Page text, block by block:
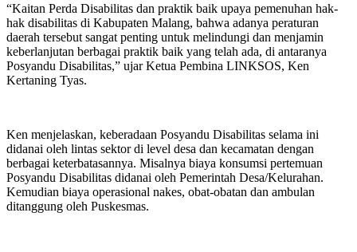
“Kaitan Perda Disabilitas dan praktik baik upaya pemenuhan hak-
hak disabilitas di Kabupaten Malang, bahwa adanya peraturan
daerah tersebut sangat penting untuk melindungi dan menjamin
keberlanjutan berbagai praktik baik yang telah ada, di antaranya
Posyandu Disabilitas,” ujar Ketua Pembina LINKSOS, Ken
Kertaning Tyas.
Ken menjelaskan, keberadaan Posyandu Disabilitas selama ini
didanai oleh lintas sektor di level desa dan kecamatan dengan
berbagai keterbatasannya. Misalnya biaya konsumsi pertemuan
Posyandu Disabilitas didanai oleh Pemerintah Desa/Kelurahan.
Kemudian biaya operasional nakes, obat-obatan dan ambulan
ditanggung oleh Puskesmas.